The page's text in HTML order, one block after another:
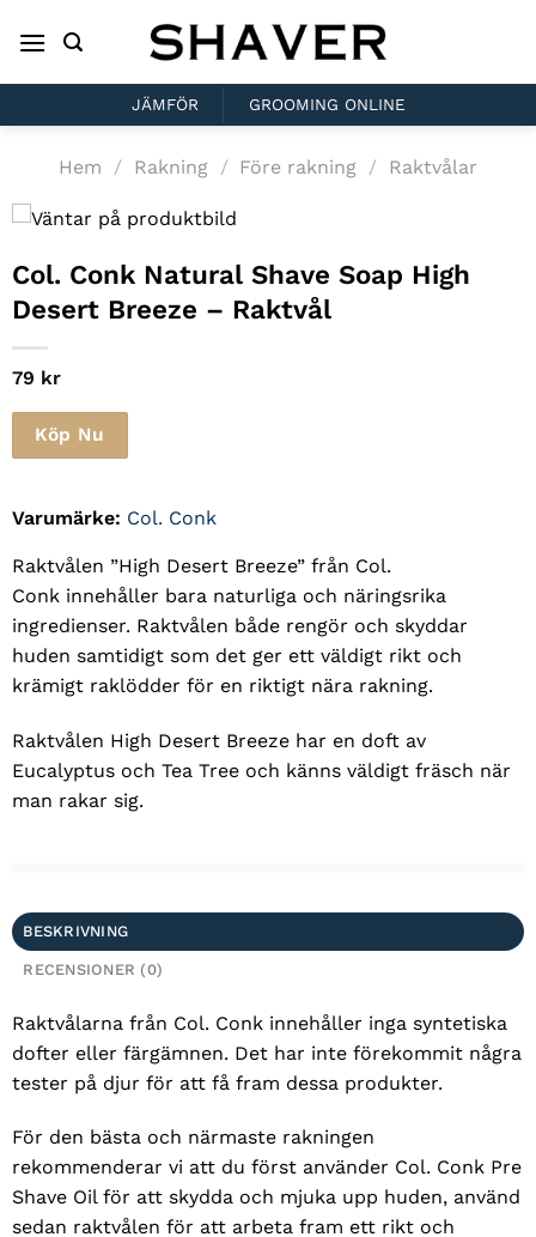
JÄMFÖR GROOMING ONLINE
Hem / Rakning / Före rakning / Raktvålar
Col. Conk Natural Shave Soap High
Desert Breeze – Raktvål
79 kr
Köp Nu
Varumärke: Col. Conk
Raktvålen ”High Desert Breeze” från Col.
Conk innehåller bara naturliga och näringsrika
ingredienser. Raktvålen både rengör och skyddar
huden samtidigt som det ger ett väldigt rikt och
krämigt raklödder för en riktigt nära rakning.
Raktvålen High Desert Breeze har en doft av
Eucalyptus och Tea Tree och känns väldigt fräsch när
man rakar sig.
BESKRIVNING
RECENSIONER (0)
Raktvålarna från Col. Conk innehåller inga syntetiska
dofter eller färgämnen. Det har inte förekommit några
tester på djur för att få fram dessa produkter.
För den bästa och närmaste rakningen
rekommenderar vi att du först använder Col. Conk Pre
Shave Oil för att skydda och mjuka upp huden, använd
sedan raktvålen för att arbeta fram ett rikt och